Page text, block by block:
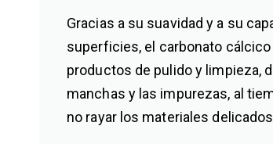
Gracias a su suavidad y a su
superficies, el carbonato
productos de pulido y limpieza,
manchas y las impurezas, al
no rayar los materiales